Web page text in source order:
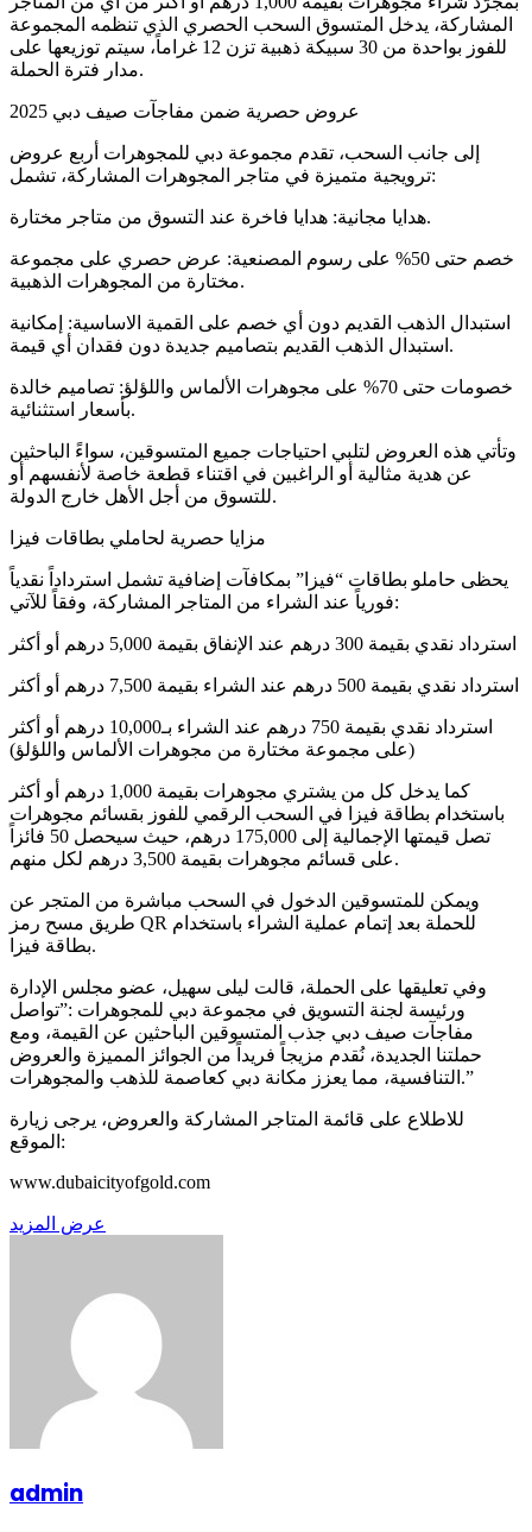
المشاركة، يدخل المتسوق السحب الحصري الذي تنظمه المجموعة
للفوز بواحدة من 30 سبيكة ذهبية تزن 12 غراماً، سيتم توزيعها على
مدار فترة الحملة.
عروض حصرية ضمن مفاجآت صيف دبي 2025
إلى جانب السحب، تقدم مجموعة دبي للمجوهرات أربع عروض
ترويجية متميزة في متاجر المجوهرات المشاركة، تشمل:
هدايا مجانية: هدايا فاخرة عند التسوق من متاجر مختارة.
خصم حتى 50% على رسوم المصنعية: عرض حصري على مجموعة
مختارة من المجوهرات الذهبية.
استبدال الذهب القديم دون أي خصم على القمية الاساسية: إمكانية
استبدال الذهب القديم بتصاميم جديدة دون فقدان أي قيمة.
خصومات حتى 70% على مجوهرات الألماس واللؤلؤ: تصاميم خالدة
بأسعار استثنائية.
وتأتي هذه العروض لتلبي احتياجات جميع المتسوقين، سواءً الباحثين
عن هدية مثالية أو الراغبين في اقتناء قطعة خاصة لأنفسهم أو
للتسوق من أجل الأهل خارج الدولة.
مزايا حصرية لحاملي بطاقات فيزا
يحظى حاملو بطاقات “فيزا” بمكافآت إضافية تشمل استرداداً نقدياً
فورياً عند الشراء من المتاجر المشاركة، وفقاً للآتي:
استرداد نقدي بقيمة 300 درهم عند الإنفاق بقيمة 5,000 درهم أو أكثر
استرداد نقدي بقيمة 500 درهم عند الشراء بقيمة 7,500 درهم أو أكثر
استرداد نقدي بقيمة 750 درهم عند الشراء بـ10,000 درهم أو أكثر
(على مجموعة مختارة من مجوهرات الألماس واللؤلؤ)
كما يدخل كل من يشتري مجوهرات بقيمة 1,000 درهم أو أكثر
باستخدام بطاقة فيزا في السحب الرقمي للفوز بقسائم مجوهرات
تصل قيمتها الإجمالية إلى 175,000 درهم، حيث سيحصل 50 فائزاً
على قسائم مجوهرات بقيمة 3,500 درهم لكل منهم.
ويمكن للمتسوقين الدخول في السحب مباشرة من المتجر عن
طريق مسح رمز QR للحملة بعد إتمام عملية الشراء باستخدام
بطاقة فيزا.
وفي تعليقها على الحملة، قالت ليلى سهيل، عضو مجلس الإدارة
ورئيسة لجنة التسويق في مجموعة دبي للمجوهرات :”تواصل
مفاجآت صيف دبي جذب المتسوقين الباحثين عن القيمة، ومع
حملتنا الجديدة، نُقدم مزيجاً فريداً من الجوائز المميزة والعروض
التنافسية، مما يعزز مكانة دبي كعاصمة للذهب والمجوهرات.”
للاطلاع على قائمة المتاجر المشاركة والعروض، يرجى زيارة
الموقع:
www.dubaicityofgold.com
عرض المزيد
admin